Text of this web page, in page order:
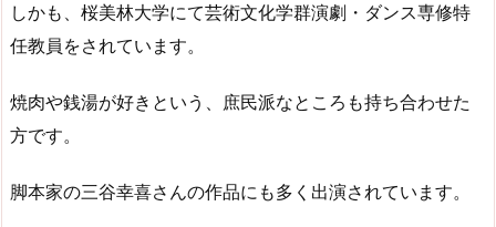
しかも、桜美林大学にて芸術文化学群演劇・ダンス専修特
任教員をされています。
焼肉や銭湯が好きという、庶民派なところも持ち合わせた
方です。
脚本家の三谷幸喜さんの作品にも多く出演されています。